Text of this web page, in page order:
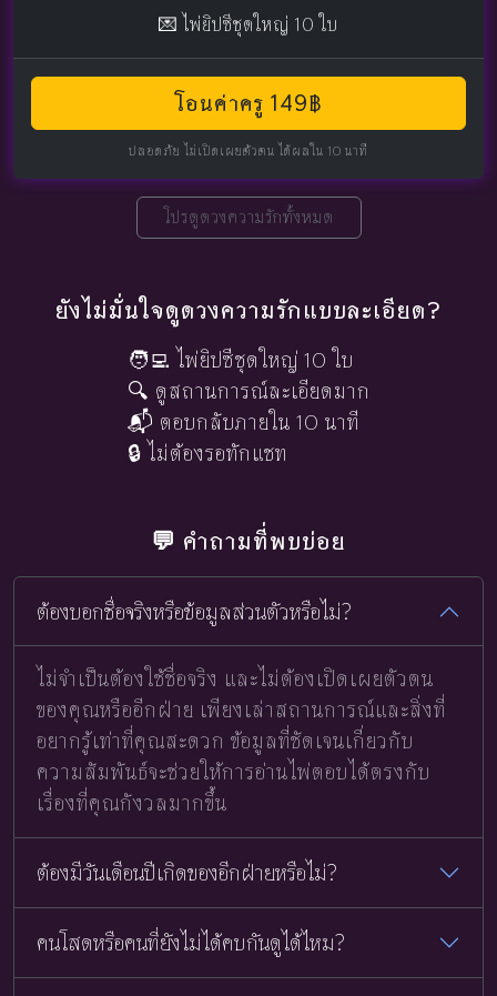
💌 ไพ่ยิปซีชุดใหญ่ 10 ใบ
โอนค่าครู 149฿
ปลอดภัย ไม่เปิดเผยตัวตน ได้ผลใน 10 นาที
โปรดูดวงความรักทั้งหมด
ยังไม่มั่นใจดูดวงความรักแบบละเอียด?
🧑‍💻 ไพ่ยิปซีชุดใหญ่ 10 ใบ
🔍 ดูสถานการณ์ละเอียดมาก
📬 ตอบกลับภายใน 10 นาที
🔒 ไม่ต้องรอทักแชท
💬 คำถามที่พบบ่อย
ต้องบอกชื่อจริงหรือข้อมูลส่วนตัวหรือไม่?
ไม่จำเป็นต้องใช้ชื่อจริง และไม่ต้องเปิดเผยตัวตน
ของคุณหรืออีกฝ่าย เพียงเล่าสถานการณ์และสิ่งที่
อยากรู้เท่าที่คุณสะดวก ข้อมูลที่ชัดเจนเกี่ยวกับ
ความสัมพันธ์จะช่วยให้การอ่านไพ่ตอบได้ตรงกับ
เรื่องที่คุณกังวลมากขึ้น
ต้องมีวันเดือนปีเกิดของอีกฝ่ายหรือไม่?
คนโสดหรือคนที่ยังไม่ได้คบกันดูได้ไหม?